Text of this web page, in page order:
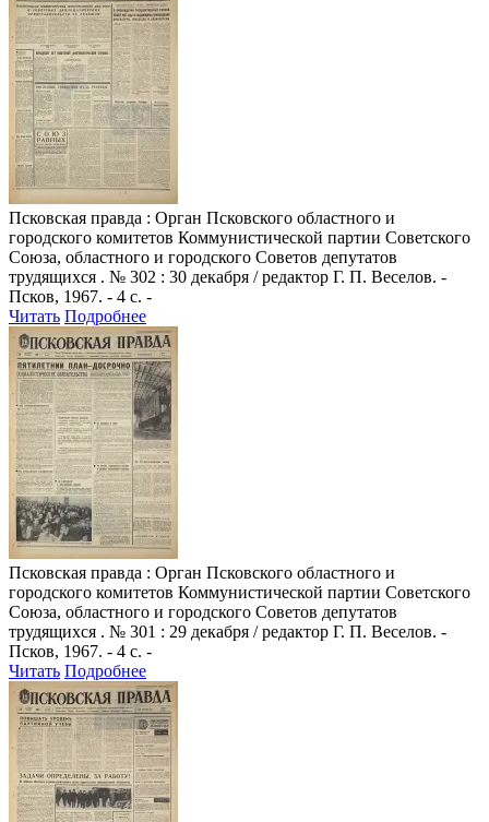
Псковская правда : Орган Псковского областного и
городского комитетов Коммунистической партии Советского
Союза, областного и городского Советов депутатов
трудящихся . № 302 : 30 декабря / редактор Г. П. Веселов. -
Псков, 1967. - 4 с. -
Читать Подробнее
Псковская правда : Орган Псковского областного и
городского комитетов Коммунистической партии Советского
Союза, областного и городского Советов депутатов
трудящихся . № 301 : 29 декабря / редактор Г. П. Веселов. -
Псков, 1967. - 4 с. -
Читать Подробнее